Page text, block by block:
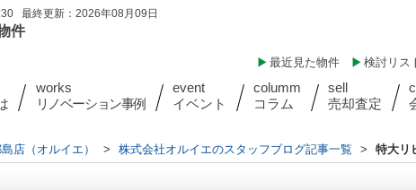
最終更新：2026年08月09日
件
検討リス
最近見た物件
works
リノベーション事例
event
イベント
columm
コラム
sell
売却査定
店（オルイエ） > 株式会社オルイエのスタッフブログ記事一覧 > 特大リ